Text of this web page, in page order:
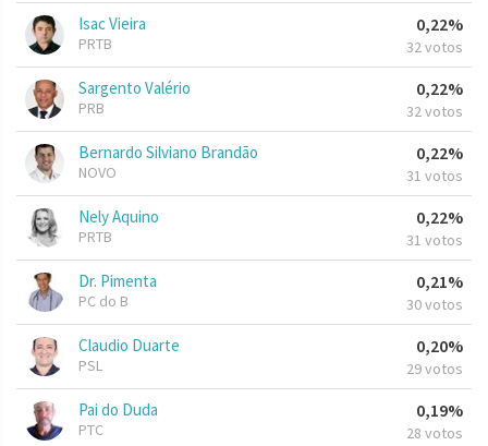
Isac Vieira
PRTB
0,22%
32 votos
Sargento Valério
PRB
0,22%
32 votos
Bernardo Silviano Brandão
NOVO
0,22%
31 votos
Nely Aquino
PRTB
0,22%
31 votos
Dr. Pimenta
PC do B
0,21%
30 votos
Claudio Duarte
PSL
0,20%
29 votos
Pai do Duda
PTC
0,19%
28 votos